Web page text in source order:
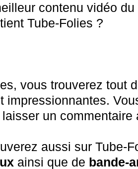
contenu vidéo du
Tube-Folies ?
vous trouverez tout
impressionnantes.
un commentaire
aussi sur Tube-
ainsi que de bande-